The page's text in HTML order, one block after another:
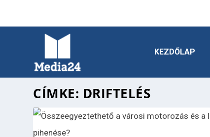
KEZDŐLAP
CÍMKE: DRIFTELÉS